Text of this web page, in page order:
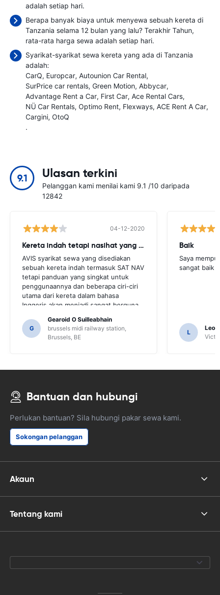
adalah setiap hari.
Berapa banyak biaya untuk menyewa sebuah kereta di
Tanzania selama 12 bulan yang lalu? Terakhir Tahun,
rata-rata harga sewa adalah setiap hari.
Syarikat-syarikat sewa kereta yang ada di Tanzania
adalah:
CarQ Europcar Autounion Car Rental
SurPrice car rentals Green Motion Abbycar
Advantage Rent a Car First Car Ace Rental Cars
NÜ Car Rentals Optimo Rent Flexways ACE Rent A Car
Cargini OtoQ
.
9.1 Ulasan terkini
Pelanggan kami menilai kami 9.1 /10 daripada
12842
04-12-2020
Kereta indah tetapi nasihat yang lebih diperlukan
AVIS syarikat sewa yang disediakan
sebuah kereta indah termasuk SAT NAV
tetapi panduan yang singkat untuk
penggunaannya dan beberapa ciri-ciri
utama dari kereta dalam bahasa
Inggeris akan menjadi sangat berguna
meminta beberapa penduduk tempatan
untuk panduan dan hanya untuk itu kita
mungkin tidak digambarkan fungsi SAT
G
Gearoid O Suilleabhain
brussels midi railway station,
Brussels, BE
Baik
Saya
sangat baik
L
Bantuan dan hubungi
Perlukan bantuan? Sila hubungi pakar sewa kami.
Sokongan pelanggan
Akaun
Tentang kami